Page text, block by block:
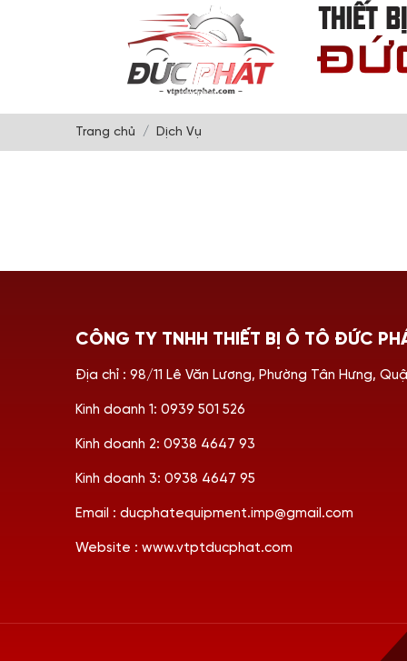
Trang chủ Dịch Vụ
CÔNG TY TNHH THIẾT BỊ Ô TÔ ĐỨC
Địa chỉ : 98/11 Lê Văn Lương, Phường Tân Hưng,
Kinh doanh 1: 0939 501 526
Kinh doanh 2: 0938 4647 93
Kinh doanh 3: 0938 4647 95
Email : ducphatequipment.imp@gmail.com
Website : www.vtptducphat.com